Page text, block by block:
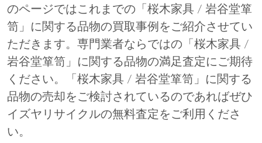
のページではこれまでの「桜木家具 / 岩谷堂箪
笥」に関する品物の買取事例をご紹介させてい
ただきます。専門業者ならではの「桜木家具 /
岩谷堂箪笥」に関する品物の満足査定にご期待
ください。「桜木家具 / 岩谷堂箪笥」に関する
品物の売却をご検討されているのであればぜひ
イズヤリサイクルの無料査定をご利用くださ
い。